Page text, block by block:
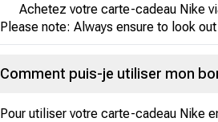
Achetez votre carte-cadeau Nike
Please note: Always ensure to look
Comment puis-je utiliser mon
Pour utiliser votre carte-cadeau Nike